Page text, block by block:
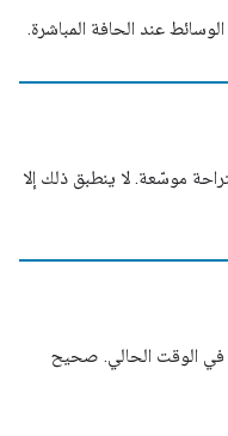
عند الحافة المباشرة.
موسّعة. لا ينطبق ذلك إلا
في الوقت الحالي. صحيح